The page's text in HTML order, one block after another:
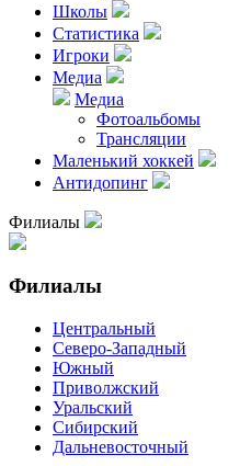
Школы
Статистика
Игроки
Медиа
Медиа
Фотоальбомы
Трансляции
Маленький хоккей
Антидопинг
Филиалы
Филиалы
Центральный
Северо-Западный
Южный
Приволжский
Уральский
Сибирский
Дальневосточный